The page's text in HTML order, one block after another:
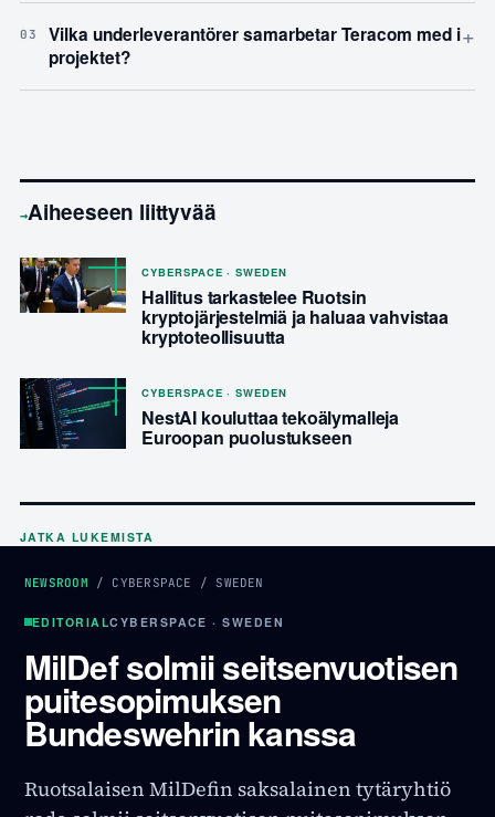
03
Vilka underleverantörer samarbetar Teracom med i
projektet?
+
→Aiheeseen liittyvää
CYBERSPACE · SWEDEN
Hallitus tarkastelee Ruotsin
kryptojärjestelmiä ja haluaa vahvistaa
kryptoteollisuutta
CYBERSPACE · SWEDEN
NestAI kouluttaa tekoälymalleja
Euroopan puolustukseen
JATKA LUKEMISTA
NEWSROOM / CYBERSPACE / SWEDEN
EDITORIALCYBERSPACE · SWEDEN
MilDef solmii seitsenvuotisen
puitesopimuksen
Bundeswehrin kanssa
Ruotsalaisen MilDefin saksalainen tytäryhtiö